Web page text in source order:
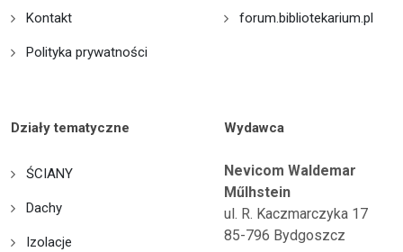
Kontakt
Polityka prywatności
forum.bibliotekarium.pl
Działy tematyczne
ŚCIANY
Dachy
Izolacje
Wydawca
Nevicom Waldemar
Műlhstein
ul. R. Kaczmarczyka 17
85-796 Bydgoszcz